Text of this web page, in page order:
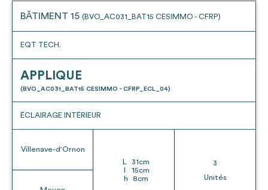
BÂTIMENT 15 (BVO_AC031_BAT15 CESIMMO - CFRP)
EQT TECH.
APPLIQUE
(BVO_AC031_BAT15 CESIMMO - CFRP_ECL_04)
ÉCLAIRAGE INTÉRIEUR
Villenave-d'Ornon
L 31cm
15cm
h
8cm
3
Unités